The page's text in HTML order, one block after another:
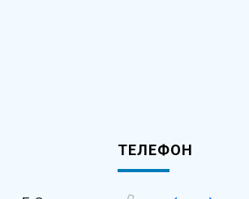
ТЕЛЕФОН